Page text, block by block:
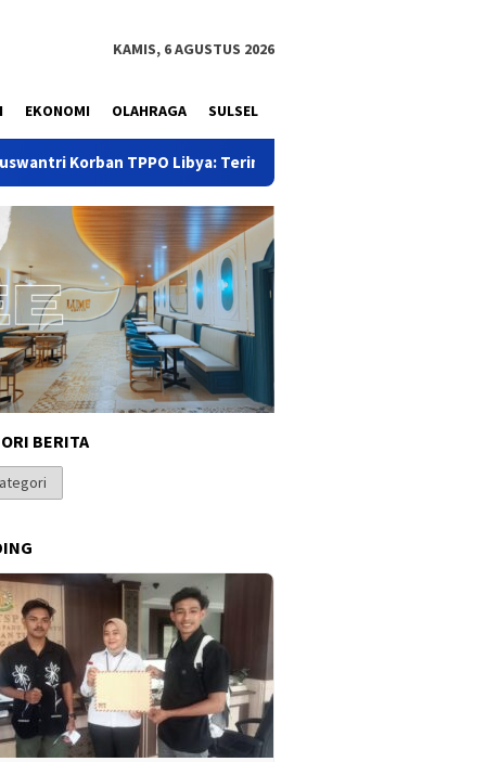
KAMIS, 6 AGUSTUS 2026
EKONOMI OLAHRAGA SULSEL
Libya: Terima Kasih Pak Presiden Prabowo dan Menteri
BERITA